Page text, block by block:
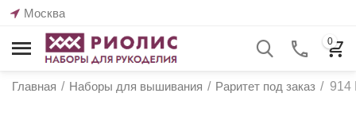
Москва
0
Главная / Наборы для вышивания / Раритет под заказ / 914